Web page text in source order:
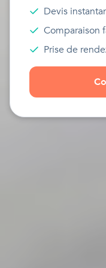
Devis
Comparaison
Prise de